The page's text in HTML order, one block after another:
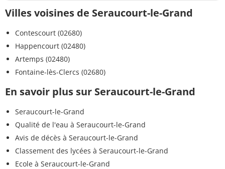
Villes voisines de Seraucourt-le-Grand
Contescourt (02680)
Happencourt (02480)
Artemps (02480)
Fontaine-lès-Clercs (02680)
En savoir plus sur Seraucourt-le-Grand
Seraucourt-le-Grand
Qualité de l'eau à Seraucourt-le-Grand
Avis de décès à Seraucourt-le-Grand
Classement des lycées à Seraucourt-le-Grand
Ecole à Seraucourt-le-Grand